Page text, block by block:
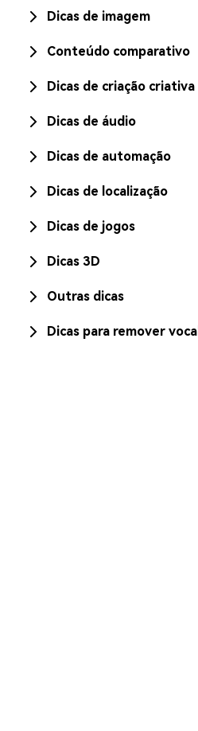
Dicas de imagem
Conteúdo comparativo
Dicas de criação criativa
Dicas de áudio
Dicas de automação
Dicas de localização
Dicas de jogos
Dicas 3D
Outras dicas
Dicas para remover vocal